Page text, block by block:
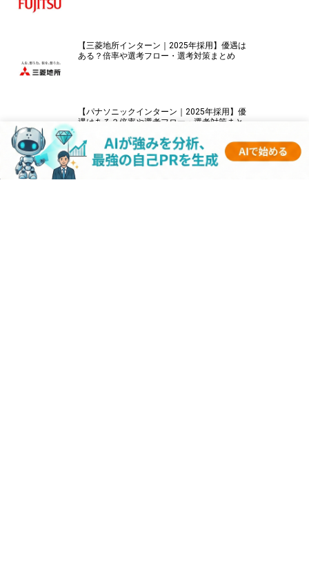
【三菱地所インターン｜2025年採用】優遇は
ある？倍率や選考フロー・選考対策まとめ
【パナソニックインターン｜2025年採用】優
遇はある？倍率や選考フロー・選考対策まと